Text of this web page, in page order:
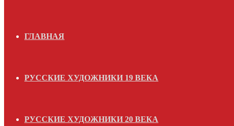
ГЛАВНАЯ
РУССКИЕ ХУДОЖНИКИ 19 ВЕКА
РУССКИЕ ХУДОЖНИКИ 20 ВЕКА